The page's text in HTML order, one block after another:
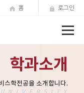
홈 로그인
학과소개